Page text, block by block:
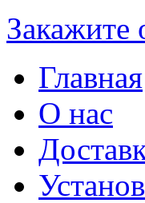
Закажите
Главная
О нас